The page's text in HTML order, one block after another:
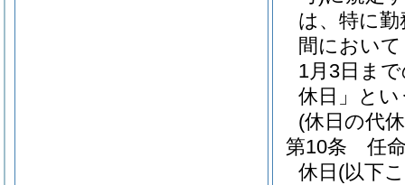
は、特に
間におい
1月3日ま
休日」とい
(休日の代
第10条
任
休日 (以下